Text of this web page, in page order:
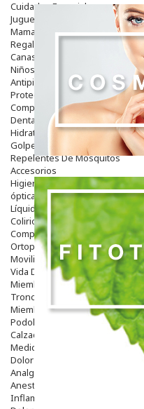
Cuidados Especiales
Juguetes
Mama
Regalos
Canastilla
Niños
Antipiojos
Protección Solar
Complementos Alimentarios
Dentales
Hidratantes
Golpes Y Hematomas
Repelentes De Mosquitos
Accesorios
Higiene
óptica
Líquidos Lentillas
Colirios
Complementos Alimentarios.
Ortopedia - Accesorios
Movilidad
Vida Diaria
Miembro Superior
Tronco
Miembro Inferior
Podología
Calzado
Medicamentos
Dolor E Inflamación
Analgésicos
Anestésicos
Inflamación Articulaciones